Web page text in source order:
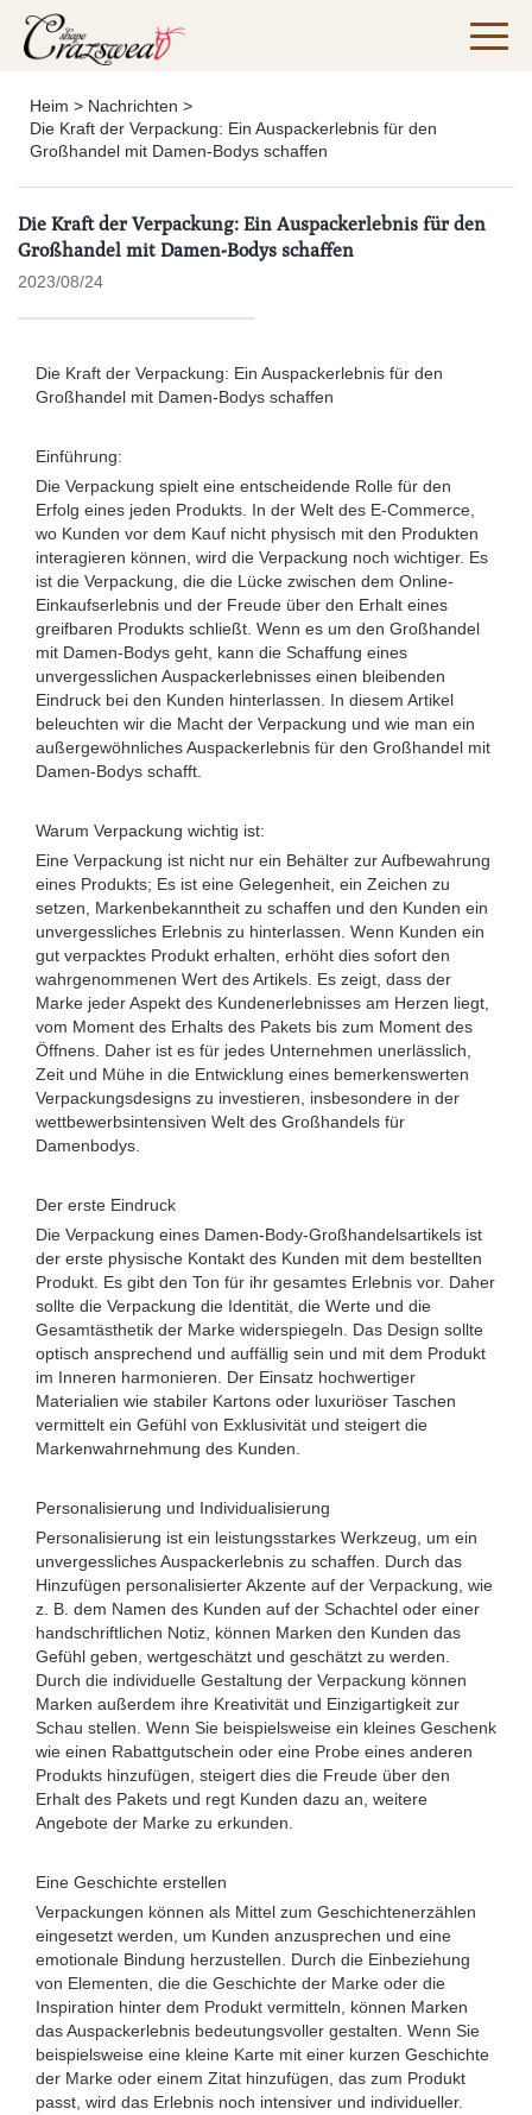
Heim > Nachrichten >
Die Kraft der Verpackung: Ein Auspackerlebnis für den
Großhandel mit Damen-Bodys schaffen
Die Kraft der Verpackung: Ein Auspackerlebnis für den
Großhandel mit Damen-Bodys schaffen
2023/08/24
Die Kraft der Verpackung: Ein Auspackerlebnis für den
Großhandel mit Damen-Bodys schaffen
Einführung:
Die Verpackung spielt eine entscheidende Rolle für den
Erfolg eines jeden Produkts. In der Welt des E-Commerce,
wo Kunden vor dem Kauf nicht physisch mit den Produkten
interagieren können, wird die Verpackung noch wichtiger. Es
ist die Verpackung, die die Lücke zwischen dem Online-
Einkaufserlebnis und der Freude über den Erhalt eines
greifbaren Produkts schließt. Wenn es um den Großhandel
mit Damen-Bodys geht, kann die Schaffung eines
unvergesslichen Auspackerlebnisses einen bleibenden
Eindruck bei den Kunden hinterlassen. In diesem Artikel
beleuchten wir die Macht der Verpackung und wie man ein
außergewöhnliches Auspackerlebnis für den Großhandel mit
Damen-Bodys schafft.
Warum Verpackung wichtig ist:
Eine Verpackung ist nicht nur ein Behälter zur Aufbewahrung
eines Produkts; Es ist eine Gelegenheit, ein Zeichen zu
setzen, Markenbekanntheit zu schaffen und den Kunden ein
unvergessliches Erlebnis zu hinterlassen. Wenn Kunden ein
gut verpacktes Produkt erhalten, erhöht dies sofort den
wahrgenommenen Wert des Artikels. Es zeigt, dass der
Marke jeder Aspekt des Kundenerlebnisses am Herzen liegt,
vom Moment des Erhalts des Pakets bis zum Moment des
Öffnens. Daher ist es für jedes Unternehmen unerlässlich,
Zeit und Mühe in die Entwicklung eines bemerkenswerten
Verpackungsdesigns zu investieren, insbesondere in der
wettbewerbsintensiven Welt des Großhandels für
Damenbodys.
Der erste Eindruck
Die Verpackung eines Damen-Body-Großhandelsartikels ist
der erste physische Kontakt des Kunden mit dem bestellten
Produkt. Es gibt den Ton für ihr gesamtes Erlebnis vor. Daher
sollte die Verpackung die Identität, die Werte und die
Gesamtästhetik der Marke widerspiegeln. Das Design sollte
optisch ansprechend und auffällig sein und mit dem Produkt
im Inneren harmonieren. Der Einsatz hochwertiger
Materialien wie stabiler Kartons oder luxuriöser Taschen
vermittelt ein Gefühl von Exklusivität und steigert die
Markenwahrnehmung des Kunden.
Personalisierung und Individualisierung
Personalisierung ist ein leistungsstarkes Werkzeug, um ein
unvergessliches Auspackerlebnis zu schaffen. Durch das
Hinzufügen personalisierter Akzente auf der Verpackung, wie
z. B. dem Namen des Kunden auf der Schachtel oder einer
handschriftlichen Notiz, können Marken den Kunden das
Gefühl geben, wertgeschätzt und geschätzt zu werden.
Durch die individuelle Gestaltung der Verpackung können
Marken außerdem ihre Kreativität und Einzigartigkeit zur
Schau stellen. Wenn Sie beispielsweise ein kleines Geschenk
wie einen Rabattgutschein oder eine Probe eines anderen
Produkts hinzufügen, steigert dies die Freude über den
Erhalt des Pakets und regt Kunden dazu an, weitere
Angebote der Marke zu erkunden.
Eine Geschichte erstellen
Verpackungen können als Mittel zum Geschichtenerzählen
eingesetzt werden, um Kunden anzusprechen und eine
emotionale Bindung herzustellen. Durch die Einbeziehung
von Elementen, die die Geschichte der Marke oder die
Inspiration hinter dem Produkt vermitteln, können Marken
das Auspackerlebnis bedeutungsvoller gestalten. Wenn Sie
beispielsweise eine kleine Karte mit einer kurzen Geschichte
der Marke oder einem Zitat hinzufügen, das zum Produkt
passt, wird das Erlebnis noch intensiver und individueller.